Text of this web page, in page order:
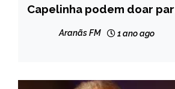
NOTÍCIAS
Capelinha podem doar
Aranãs FM 1 ano ago